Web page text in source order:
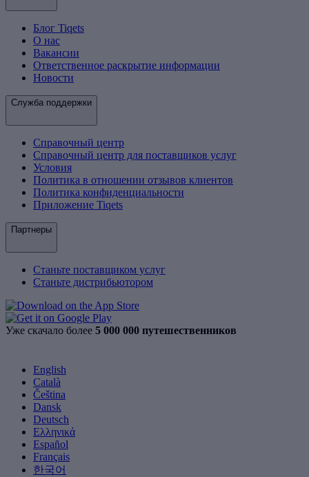
Блог Tiqets
О нас
Вакансии
Ответственное раскрытие информации
Новости
Служба поддержки
Справочный центр
Справочный центр для поставщиков услуг
Условия
Политика в отношении отзывов клиентов
Политика конфиденциальности
Приложение Tiqets
Партнеры
Станьте поставщиком услуг
Станьте дистрибьютором
Уже скачало более 5 000 000 путешественников
English
Català
Čeština
Dansk
Deutsch
Ελληνικά
Español
Français
한국어